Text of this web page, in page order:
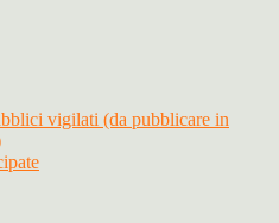
vigilati (da pubblicare in